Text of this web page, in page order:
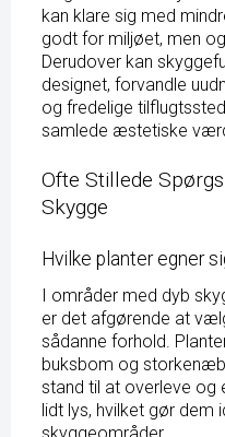
kan klare sig med
godt for miljøet, men
Derudover kan
designet, forvandle
og fredelige
samlede æstetiske
Ofte Stillede
Skygge
Hvilke planter egner
I områder med dyb
er det afgørende at
sådanne forhold.
buksbom og
stand til at overleve og
lidt lys, hvilket gør dem